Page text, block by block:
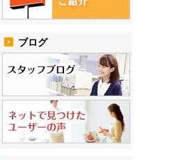
ブログ